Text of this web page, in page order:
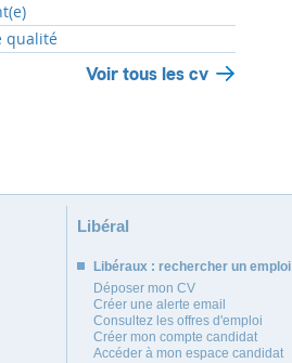
qualité
Voir tous les cv
Libéral
Libéraux : rechercher un emploi
Déposer mon CV
Créer une alerte email
Consultez les offres d'emploi
Créer mon compte candidat
Accéder à mon espace candidat